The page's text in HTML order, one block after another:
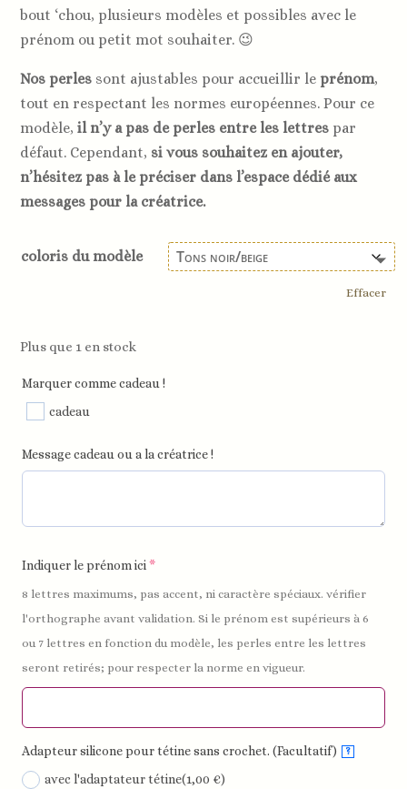
bout ‘chou, plusieurs modèles et possibles avec le
prénom ou petit mot souhaiter. 😉
Nos perles sont ajustables pour accueillir le prénom,
tout en respectant les normes européennes. Pour ce
modèle,il n’y a pas de perles entre les lettres par
défaut. Cependant, si vous souhaitez en ajouter,
n’hésitez pas à le préciser dans l’espace dédié aux
messages pour la créatrice.
coloris du modèle
Effacer
Plus que 1 en stock
Marquer comme cadeau !
cadeau
Message cadeau ou a la créatrice !
Indiquer le prénom ici*
8 lettres maximums, pas accent, ni caractère spéciaux. vérifier
l'orthographe avant validation. Si le prénom est supérieurs à 6
ou 7 lettres en fonction du modèle, les perles entre les lettres
seront retirés; pour respecter la norme en vigueur.
Adapteur silicone pour tétine sans crochet. (Facultatif) ?
avec l'adaptateur tétine(1,00 €)